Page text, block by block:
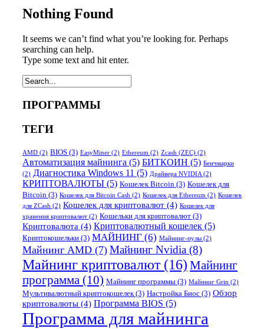
Nothing Found
It seems we can’t find what you’re looking for. Perhaps
searching can help.
Type some text and hit enter.
ПРОГРАММЫ
ТЕГИ
AMD (2) BIOS (3) EasyMiner (2) Ethereum (2) Zcash (ZEC) (2)
Автоматизация майнинга (5) БИТКОИН (5) Бенчмарки
(2) Диагностика Windows 11 (5) Драйвера NVIDIA(2)
КРИПТОВАЛЮТЫ (5) Кошелек Bitcoin (3) Кошелек для
Bitcoin (3) Кошелек для Bitcoin Cash (2) Кошелек для Ethereum (2) Кошелек
для ZCash (2) Кошелек для криптовалют (4) Кошелек для
хранения криптовалют (2) Кошельки для криптовалют (3)
Криптовалюта (4) Криптовалютный кошелек (5)
Криптокошельки (3) МАЙНИНГ (6) Майнинг-пулы (2)
Майнинг AMD (7) Майнинг Nvidia (8)
Майнинг криптовалют(16) Майнинг
программа (10) Майнинг программы (3) Майнниг Grin (2)
Мультивалютный криптокошелек(3) Настройка Биос (3) Обзор
криптовалюты (4) Программа BIOS (5)
Программа для майнинга